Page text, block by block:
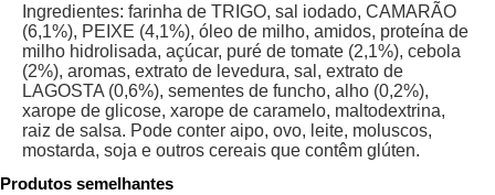
Ingredientes: farinha de TRIGO, sal iodado, CAMARÃO
(6,1%), PEIXE (4,1%), óleo de milho, amidos, proteína de
milho hidrolisada, açúcar, puré de tomate (2,1%), cebola
(2%), aromas, extrato de levedura, sal, extrato de
LAGOSTA (0,6%), sementes de funcho, alho (0,2%),
xarope de glicose, xarope de caramelo, maltodextrina,
raiz de salsa. Pode conter aipo, ovo, leite, moluscos,
mostarda, soja e outros cereais que contêm glúten.
Produtos semelhantes